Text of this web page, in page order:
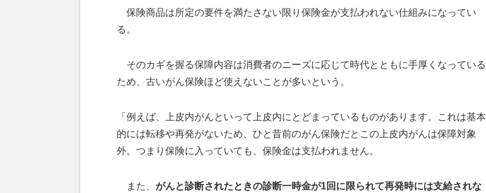
保険商品は所定の要件を満たさない限り保険金が支払われない仕組みになってい
る。
そのカギを握る保障内容は消費者のニーズに応じて時代とともに手厚くなっている
ため、古いがん保険ほど使えないことが多いという。
「例えば、上皮内がんといって上皮内にとどまっているものがあります。これは基本
的には転移や再発がないため、ひと昔前のがん保険だとこの上皮内がんは保障対象
外。つまり保険に入っていても、保険金は支払われません。
また、 がんと診断されたときの診断一時金が1回に限られて再発時には支給されな